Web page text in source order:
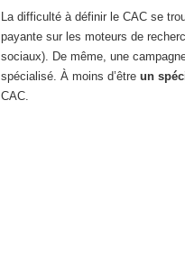
La difficulté à définir le CAC se
payante sur les moteurs de
sociaux). De même, une
spécialisé. À moins d’être un
CAC.